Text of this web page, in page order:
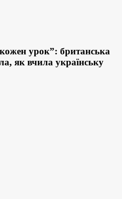
урок”: британська
як вчила українську